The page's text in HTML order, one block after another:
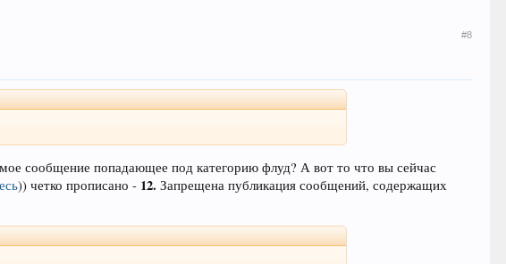
#8
сообщение попадающее под категорию флуд? А вот то что вы сейчас
)) четко прописано - 12. Запрещена публикация сообщений, содержащих